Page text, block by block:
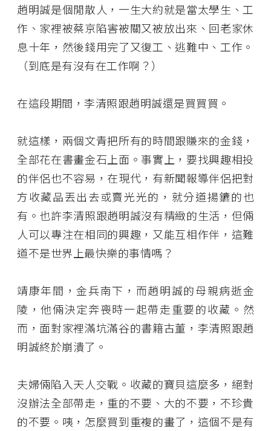
趙明誠是個閒散人，一生大約就是當太學生、工
作、家裡被蔡京陷害被關又被放出來、回老家休
息十年，然後錢用完了又復工、逃難中、工作。
（到底是有沒有在工作啊？）
在這段期間，李清照跟趙明誠還是買買買。
就這樣，兩個文青把所有的時間跟賺來的金錢，
全部花在書畫金石上面。事實上，要找興趣相投
的伴侶也不容易，在現代，有新聞報導伴侶把對
方收藏品丟出去或賣光光的，就分道揚鑣的也
有。也許李清照跟趙明誠沒有精緻的生活，但倆
人可以專注在相同的興趣，又能互相作伴，這難
道不是世界上最快樂的事情嗎？
靖康年間，金兵南下，而趙明誠的母親病逝金
陵，他倆決定奔喪時一起帶走重要的收藏。然
而，面對家裡滿坑滿谷的書籍古董，李清照跟趙
明誠終於崩潰了。
夫婦倆陷入天人交戰。收藏的寶貝這麼多，絕對
沒辦法全部帶走，重的不要、大的不要，不珍貴
的不要。咦，怎麼買到重複的畫了，這個不是有